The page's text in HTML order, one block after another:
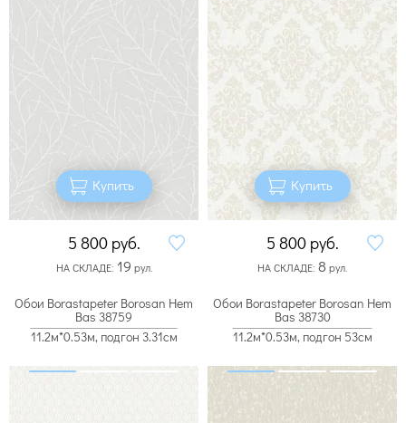
Купить
5 800 руб.
НА СКЛАДЕ: 19 рул.
Купить
5 800 руб.
НА СКЛАДЕ: 8 рул.
Обои Borastapeter Borosan Hem
Bas 38759
11.2м*0.53м, подгон 3.31см
Обои Borastapeter Borosan Hem
Bas 38730
11.2м*0.53м, подгон 53см